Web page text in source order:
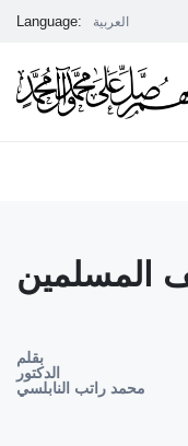
Language: العربية
المسلمين
بقلم
الدكتور
محمد راتب النابلسي